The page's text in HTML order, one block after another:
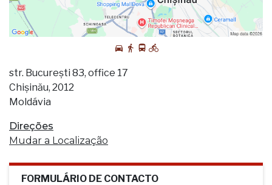
str. București 83, office 17
Chișinău, 2012
Moldávia
Direções
Mudar a Localização
FORMULÁRIO DE CONTACTO